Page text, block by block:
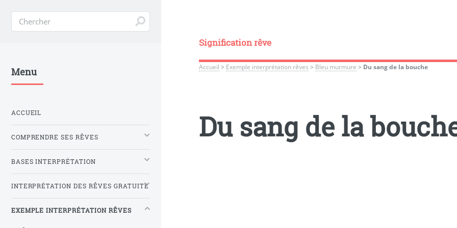
Signification rêve
Accueil > Exemple interprétation rêves > Bleu murmure > Du sang de la bouche
Du sang de la
Menu
ACCUEIL
COMPRENDRE SES RÊVES
BASES INTERPRÉTATION
INTERPRÉTATION DES RÊVES GRATUITE
EXEMPLE INTERPRÉTATION RÊVES